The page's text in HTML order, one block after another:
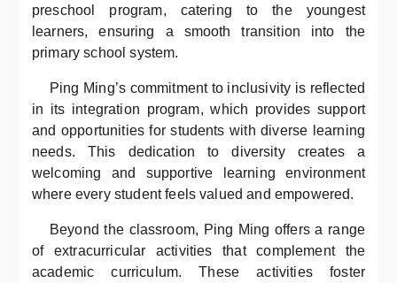
preschool program, catering to the youngest
learners, ensuring a smooth transition into the
primary school system.
Ping Ming’s commitment to inclusivity is reflected
in its integration program, which provides support
and opportunities for students with diverse learning
needs. This dedication to diversity creates a
welcoming and supportive learning environment
where every student feels valued and empowered.
Beyond the classroom, Ping Ming offers a range
of extracurricular activities that complement the
academic curriculum. These activities foster